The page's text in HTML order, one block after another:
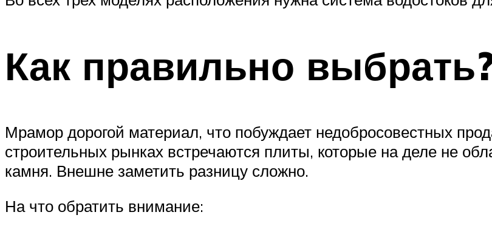
Как правильно
Мрамор дорогой материал, что побуждает недобросовестных
строительных рынках встречаются плиты, которые на деле не
камня. Внешне заметить разницу сложно.
На что обратить внимание: